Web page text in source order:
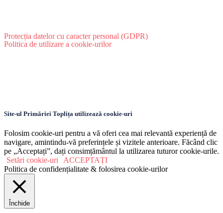
Protecția datelor cu caracter personal (GDPR)
Politica de utilizare a cookie-urilor
Site-ul Primăriei Toplița utilizează cookie-uri
Folosim cookie-uri pentru a vă oferi cea mai relevantă experiență de
navigare, amintindu-vă preferințele și vizitele anterioare. Făcând clic
pe „Acceptați”, dați consimțământul la utilizarea tuturor cookie-urile.
Setări cookie-uri
ACCEPTAȚI
Politica de confidențialitate & folosirea cookie-urilor
Închide